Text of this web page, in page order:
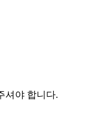
셔야 합니다.